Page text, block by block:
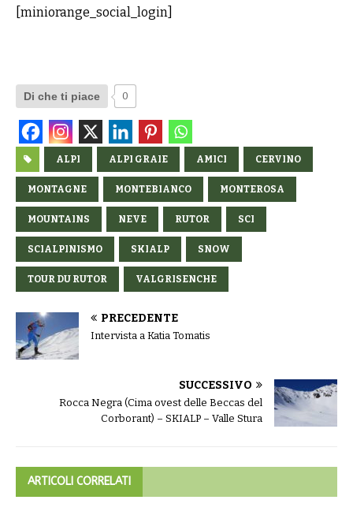
[miniorange_social_login]
Di che ti piace 0
ALPI ALPI GRAIE AMICI CERVINO
MONTAGNE MONTEBIANCO MONTEROSA
MOUNTAINS NEVE RUTOR SCI
SCIALPINISMO SKIALP SNOW
TOUR DU RUTOR VALGRISENCHE
PRECEDENTE
Intervista a Katia Tomatis
SUCCESSIVO
Rocca Negra (Cima ovest delle Beccas del
Corborant) – SKIALP – Valle Stura
ARTICOLI CORRELATI